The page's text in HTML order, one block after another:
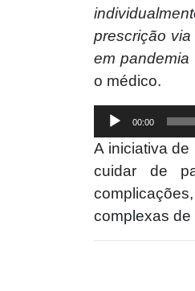
prescrição
em pandemia
o médico.
Tocador
áudio
00:00
A iniciativa
cuidar de
complexas de